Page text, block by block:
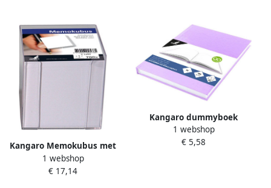
Kangaro Memokubus met
inhoud 9 5x9 5cm 700 vel
wit
1 webshop
€ 17,14
Kangaro dummyboek
hardcover A5 karton papier
lila 80 vellen
1 webshop
€ 5,58